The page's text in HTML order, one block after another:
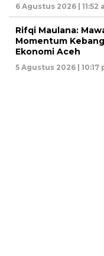
6 Agustus 2026 | 11:52
Rifqi Maulana:
Momentum
Ekonomi Aceh
5 Agustus 2026 | 10:17